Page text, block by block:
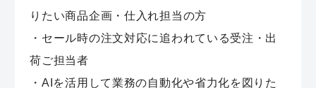
りたい商品企画・仕入れ担当の方
・セール時の注文対応に追われている受注・出
荷ご担当者
・AIを活用して業務の自動化や省力化を図りた